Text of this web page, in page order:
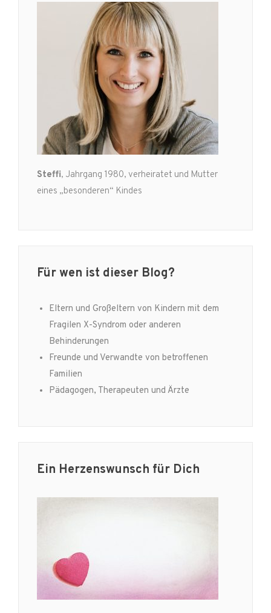
Steffi, Jahrgang 1980, verheiratet und Mutter
eines „besonderen“ Kindes
Für wen ist dieser Blog?
Eltern und Großeltern von Kindern mit dem
Fragilen X-Syndrom oder anderen
Behinderungen
Freunde und Verwandte von betroffenen
Familien
Pädagogen, Therapeuten und Ärzte
Ein Herzenswunsch für Dich